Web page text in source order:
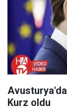
Kurz oldu